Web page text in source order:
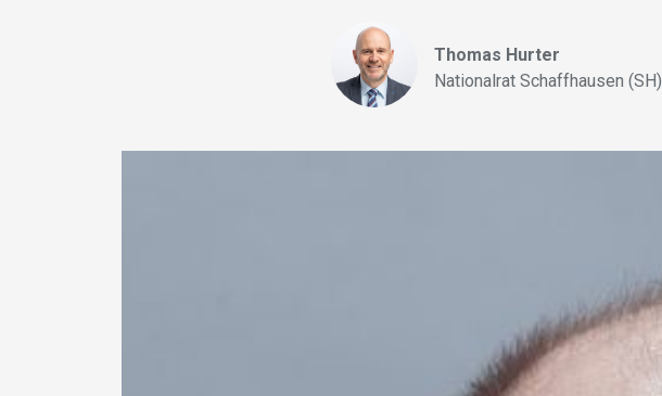
Thomas Hurter
Nationalrat Schaffhausen (SH)